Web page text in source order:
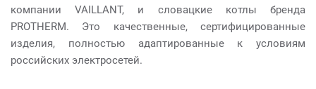
компании VAILLANT, и словацкие котлы бренда
PROTHERM. Это качественные, сертифицированные
изделия, полностью адаптированные к условиям
российских электросетей.